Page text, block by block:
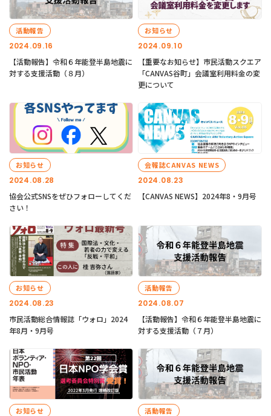
2024.09.16
活動報告
【活動報告】令和６年能登半島地震に
対する支援活動（８月）
2024.09.10
お知らせ
【重要なお知らせ】市民活動スクエア
「CANVAS谷町」会議室利用料金の変
更について
2024.08.28
お知らせ
協会公式SNSをぜひフォローしてくだ
さい！
2024.08.23
会報誌CANVAS NEWS
【CANVAS NEWS】2024年8・9月号
2024.08.23
お知らせ
市民活動総合情報誌「ウォロ」2024
年8月・9月号
2024.08.07
活動報告
【活動報告】令和６年能登半島地震に
対する支援活動（７月）
お知らせ 活動報告